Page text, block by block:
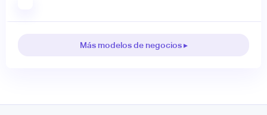
Más modelos de negocios ▸